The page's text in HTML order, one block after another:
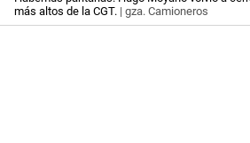
más altos de la CGT. | gza. Camioneros